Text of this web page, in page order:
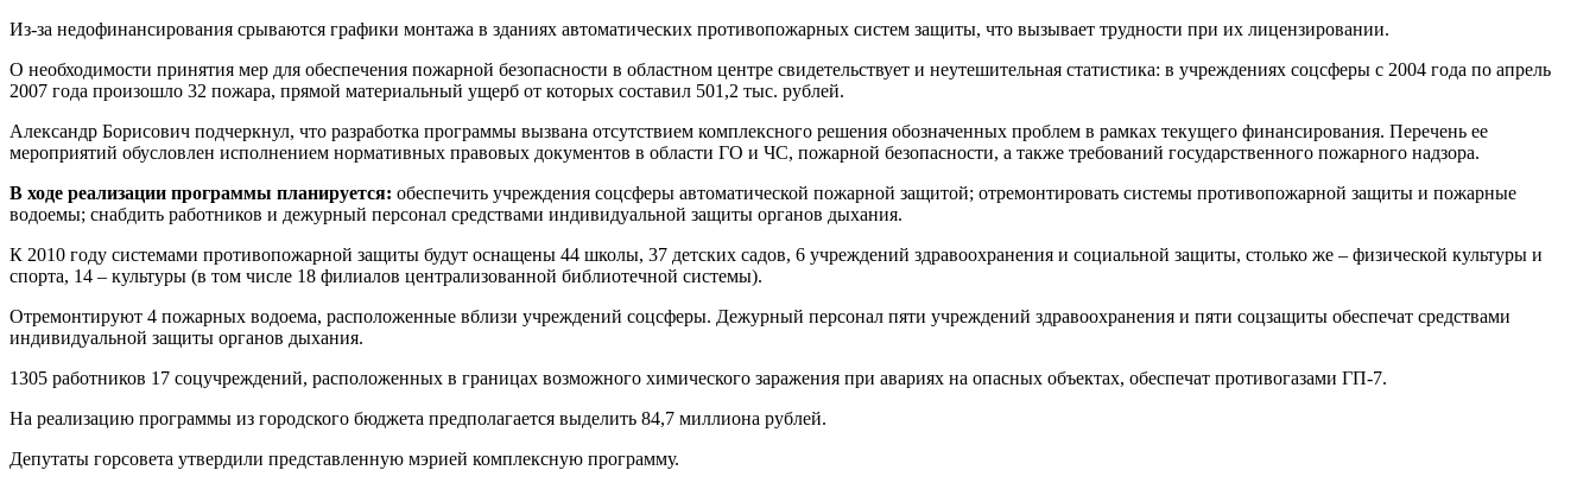
Из-за недофинансирования срываются графики монтажа в зданиях автоматических противопожарных систем защиты, что вызывает трудности при их лицензировании.
О необходимости принятия мер для обеспечения пожарной безопасности в областном центре свидетельствует и неутешительная статистика: в учреждениях соцсферы с 2004 года по апрель
2007 года произошло 32 пожара, прямой материальный ущерб от которых составил 501,2 тыс. рублей.
Александр Борисович подчеркнул, что разработка программы вызвана отсутствием комплексного решения обозначенных проблем в рамках текущего финансирования. Перечень ее
мероприятий обусловлен исполнением нормативных правовых документов в области ГО и ЧС, пожарной безопасности, а также требований государственного пожарного надзора.
В ходе реализации программы планируется: обеспечить учреждения соцсферы автоматической пожарной защитой; отремонтировать системы противопожарной защиты и пожарные
водоемы; снабдить работников и дежурный персонал средствами индивидуальной защиты органов дыхания.
К 2010 году системами противопожарной защиты будут оснащены 44 школы, 37 детских садов, 6 учреждений здравоохранения и социальной защиты, столько же – физической культуры и
спорта, 14 – культуры (в том числе 18 филиалов централизованной библиотечной системы).
Отремонтируют 4 пожарных водоема, расположенные вблизи учреждений соцсферы. Дежурный персонал пяти учреждений здравоохранения и пяти соцзащиты обеспечат средствами
индивидуальной защиты органов дыхания.
1305 работников 17 соцучреждений, расположенных в границах возможного химического заражения при авариях на опасных объектах, обеспечат противогазами ГП-7.
На реализацию программы из городского бюджета предполагается выделить 84,7 миллиона рублей.
Депутаты горсовета утвердили представленную мэрией комплексную программу.